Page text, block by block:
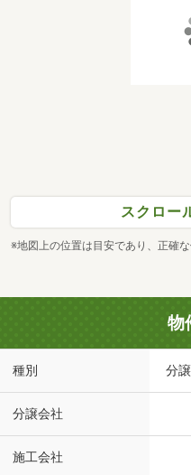
スクロー
※地図上の位置は目安であり、正確
物
種別 分譲
分譲会社
施工会社